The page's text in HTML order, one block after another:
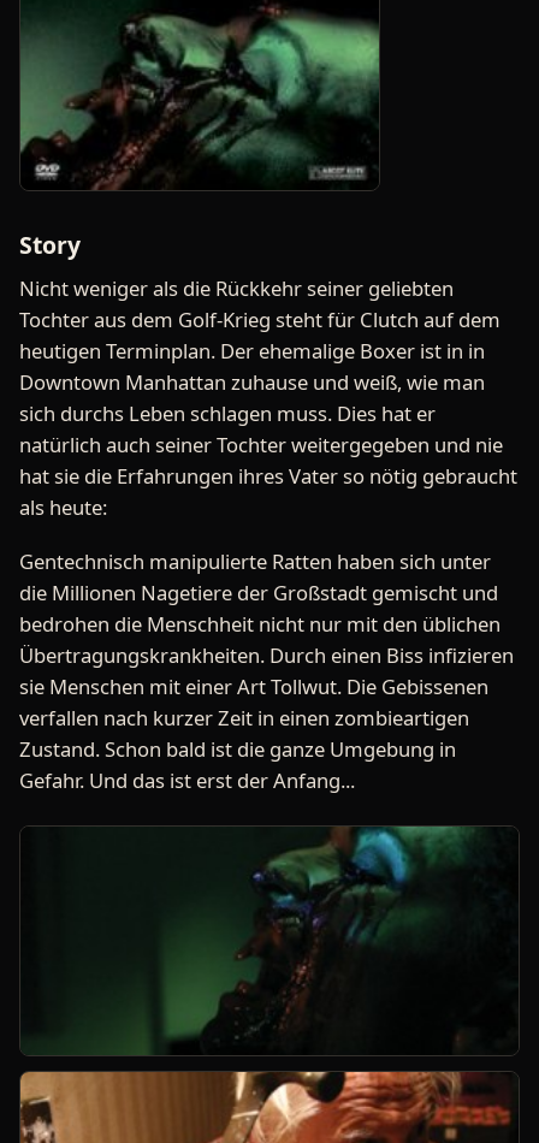
Story
Nicht weniger als die Rückkehr seiner geliebten
Tochter aus dem Golf-Krieg steht für Clutch auf dem
heutigen Terminplan. Der ehemalige Boxer ist in in
Downtown Manhattan zuhause und weiß, wie man
sich durchs Leben schlagen muss. Dies hat er
natürlich auch seiner Tochter weitergegeben und nie
hat sie die Erfahrungen ihres Vater so nötig gebraucht
als heute:
Gentechnisch manipulierte Ratten haben sich unter
die Millionen Nagetiere der Großstadt gemischt und
bedrohen die Menschheit nicht nur mit den üblichen
Übertragungskrankheiten. Durch einen Biss infizieren
sie Menschen mit einer Art Tollwut. Die Gebissenen
verfallen nach kurzer Zeit in einen zombieartigen
Zustand. Schon bald ist die ganze Umgebung in
Gefahr. Und das ist erst der Anfang...